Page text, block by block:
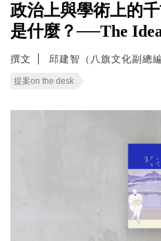
政治上與學術上的千
是什麼？──The
撰文 邱建智（八旗文化副總編
提案on the desk